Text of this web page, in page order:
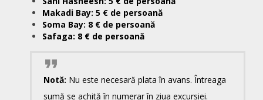
Makadi Bay: 5 € de persoană
Soma Bay: 8 € de persoană
Safaga: 8 € de persoană
Notă: Nu este necesară plata în avans. Întreaga
sumă se achită în numerar în ziua excursiei.